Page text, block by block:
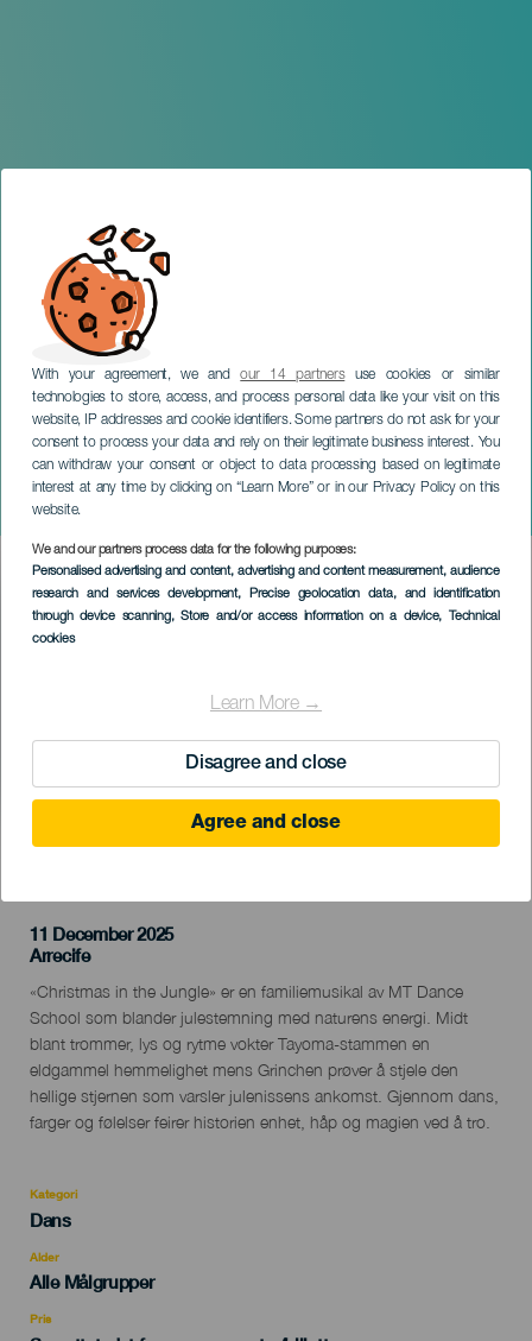
With your agreement, we andour 14 partnersuse cookies or similar
technologies to store, access, and process personal data like your visit on this
website, IP addresses and cookie identifiers. Some partners do not ask for your
consent to process your data and rely on their legitimate business interest. You
can withdraw your consent or object to data processing based on legitimate
interest at any time by clicking on “Learn More” or in our Privacy Policy on this
website.
We and our partners process data for the following purposes:
Personalised advertising and content, advertising and content measurement, audience
research and services development, Precise geolocation data, and identification
through device scanning, Store and/or access information on a device, Technical
cookies
Learn More →
Disagree and close
Agree and close
Jul i jungelen
LANZAROTE
Imagen
Listado
11 December 2025
Localidad
Arrecife
Descripción
del
evento
«Christmas in the Jungle» er en familiemusikal av MT Dance
School som blander julestemning med naturens energi. Midt
blant trommer, lys og rytme vokter Tayoma-stammen en
eldgammel hemmelighet mens Grinchen prøver å stjele den
hellige stjernen som varsler julenissens ankomst. Gjennom dans,
farger og følelser feirer historien enhet, håp og magien ved å tro.
Kategori
Categoría
evento
Dans
Alder
Edad
Recomendada
Alle Målgrupper
Pris